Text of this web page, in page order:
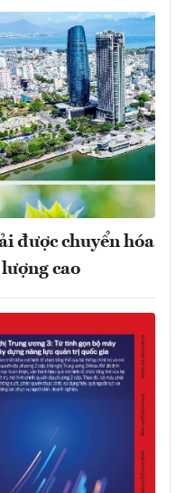
được chuyển hóa
cao